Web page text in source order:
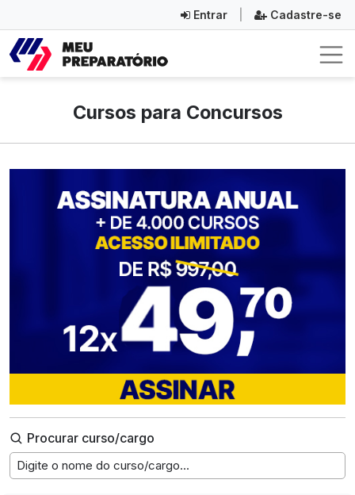
Entrar Cadastre-se
Cursos para Concursos
Procurar curso/cargo
Digite o nome do curso/cargo...